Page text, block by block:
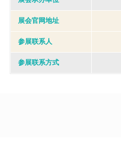
展会官网地址
参展联系人
参展联系方式